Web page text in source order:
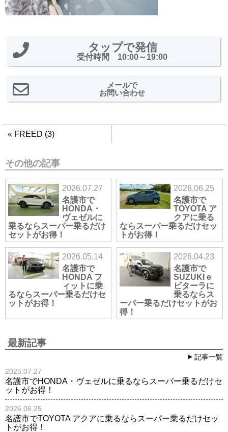
タップで発信
受付時間 10:00～19:00
メールで
お問い合わせ
« FREED (3)
その他の記事
2026.07.27
名護市で
HONDA・
ヴェゼルに
乗るならスーパー乗るだけ
セットがお得！
2026.06.25
名護市で
TOYOTA ア
クアに乗る
ならスーパー乗るだけセッ
トがお得！
2026.05.14
名護市で
HONDA フ
ィットに乗
るならスーパー乗るだけセ
ットがお得！
2026.04.23
名護市で
SUZUKI e
ビターラに
乗るならス
ーパー乗るだけセットがお
得！
最新記事
記事一覧
2026.07.27
名護市でHONDA・ヴェゼルに乗るならスーパー乗るだけセ
ットがお得！
2026.06.25
名護市でTOYOTA アクアに乗るならスーパー乗るだけセッ
トがお得！